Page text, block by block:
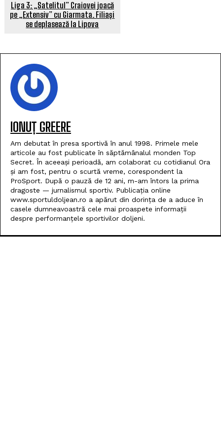
Liga 3: „Satelitul” Craiovei joacă
pe „Extensiv” cu Giarmata. Filiași
se deplasează la Lipova
IONUȚ GREERE
Am debutat în presa sportivă în anul 1998. Primele mele
articole au fost publicate în săptămânalul monden Top
Secret. În aceeași perioadă, am colaborat cu cotidianul Ora
și am fost, pentru o scurtă vreme, corespondent la
ProSport. După o pauză de 12 ani, m-am întors la prima
dragoste — jurnalismul sportiv. Publicația online
www.sportuldoljean.ro a apărut din dorința de a aduce în
casele dumneavoastră cele mai proaspete informații
despre performanțele sportivilor doljeni.